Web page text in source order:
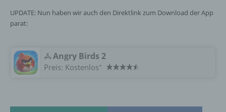
UPDATE: Nun haben wir auch den Direktlink zum Download der App
parat:
Angry Birds 2
Preis: Kostenlos+
künftige Verarbeitung einzuschränken.
Profiling ist jede Art der automatisierten